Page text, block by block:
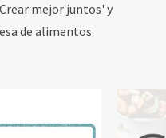
mejor juntos' y
de alimentos